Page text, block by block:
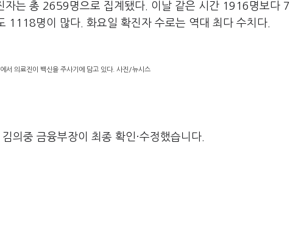
자는 총 2659명으로 집계됐다. 이날 같은 시간 1916명보다 7
명이 많다. 화요일 확진자 수로는 역대 최다 수치다.
서 의료진이 백신을 주사기에 담고 있다. 사진/뉴시스
의중 금융부장이 최종 확인·수정했습니다.